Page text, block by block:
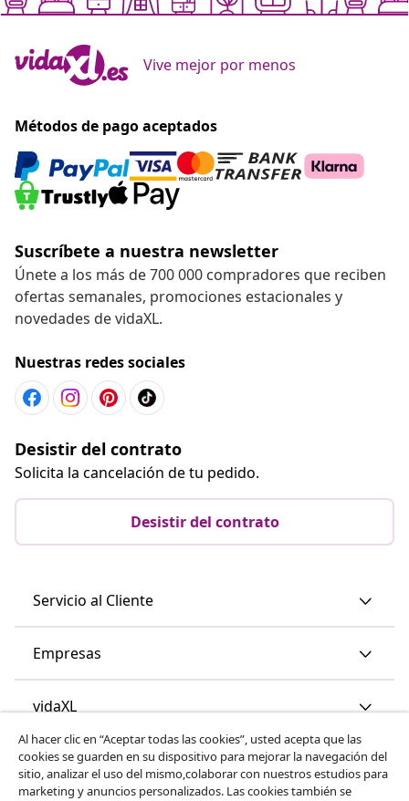
Vive mejor por menos
Métodos de pago aceptados
Suscríbete a nuestra newsletter
Únete a los más de 700 000 compradores que reciben
ofertas semanales, promociones estacionales y
novedades de vidaXL.
Nuestras redes sociales
Desistir del contrato
Solicita la cancelación de tu pedido.
Desistir del contrato
Servicio al Cliente
Empresas
vidaXL
Descubre mas
Al hacer clic en “Aceptar todas las cookies”, usted acepta que las
cookies se guarden en su dispositivo para mejorar la navegación del
sitio, analizar el uso del mismo,colaborar con nuestros estudios para
marketing y anuncios personalizados. Las cookies también se